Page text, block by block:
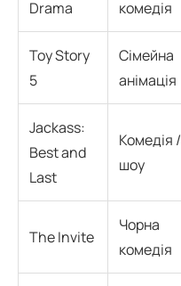
Drama
комедія
Toy Story
5
Сімейна
анімація
Jackass:
Best and
Last
Комедія /
шоу
The Invite
Чорна
комедія